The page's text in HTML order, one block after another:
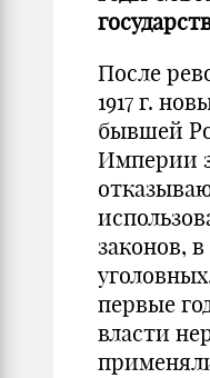
После
1917 г.
бывшей
Империи
законов,
первые
власти